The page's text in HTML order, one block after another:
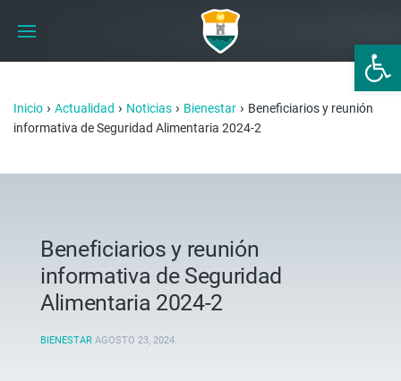
Abrir
Inicio › Actualidad › Noticias › Bienestar › Beneficiarios y reunión
informativa de Seguridad Alimentaria 2024-2
Beneficiarios y reunión
informativa de Seguridad
Alimentaria 2024-2
BIENESTAR AGOSTO 23, 2024.